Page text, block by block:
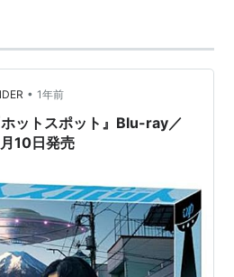
マン」出演
演
演（松岡修造と共演）
• 1年前
ットスポット』Blu-ray／
10日発売